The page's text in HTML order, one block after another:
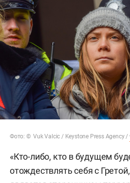
Фото: © Vuk Valcic / Keystone Press Agency /
«Кто-либо, кто в будущем
отождествлять себя с